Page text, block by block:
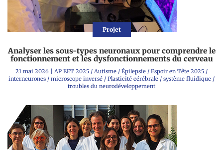
Projet
Analyser les sous-types neuronaux pour comprendre le
fonctionnement et les dysfonctionnements du cerveau
21 mai 2026 AP EET 2025 / Autisme / Épilepsie / Espoir en Tête 2025 /
interneurones / microscope inversé / Plasticité cérébrale / système fluidique /
troubles du neurodéveloppement